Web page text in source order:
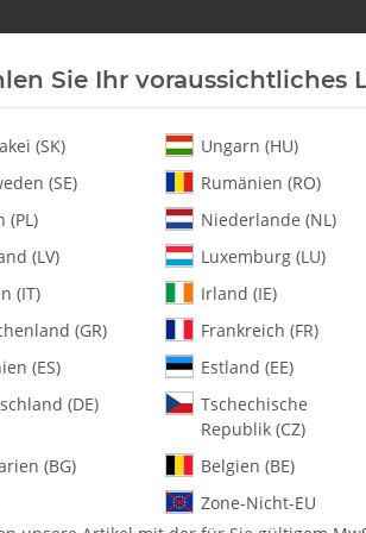
Neu an Lager Helikopter
Turbine Fan Shroud - Set
135-
Kategorie:
135-133
Sie Ihr voraussichtliches
(SK) Ungarn (HU)
(SE)
Rumänien (RO)
(PL)
Niederlande (NL)
(LV)
Luxemburg (LU)
(IT)
Irland (IE)
(GR)
Frankreich (FR)
(ES)
Estland (EE)
(DE)
Tschechische
Republik (CZ)
(BG) Belgien (BE)
Zone-Nicht-EU